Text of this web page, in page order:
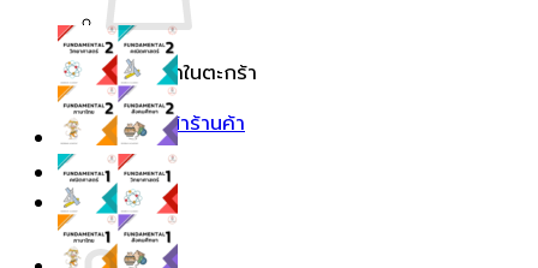
ไม่มีสินค้าในตะกร้า
กลับสู่หน้าร้านค้า
0
ตะกร้าสินค้า